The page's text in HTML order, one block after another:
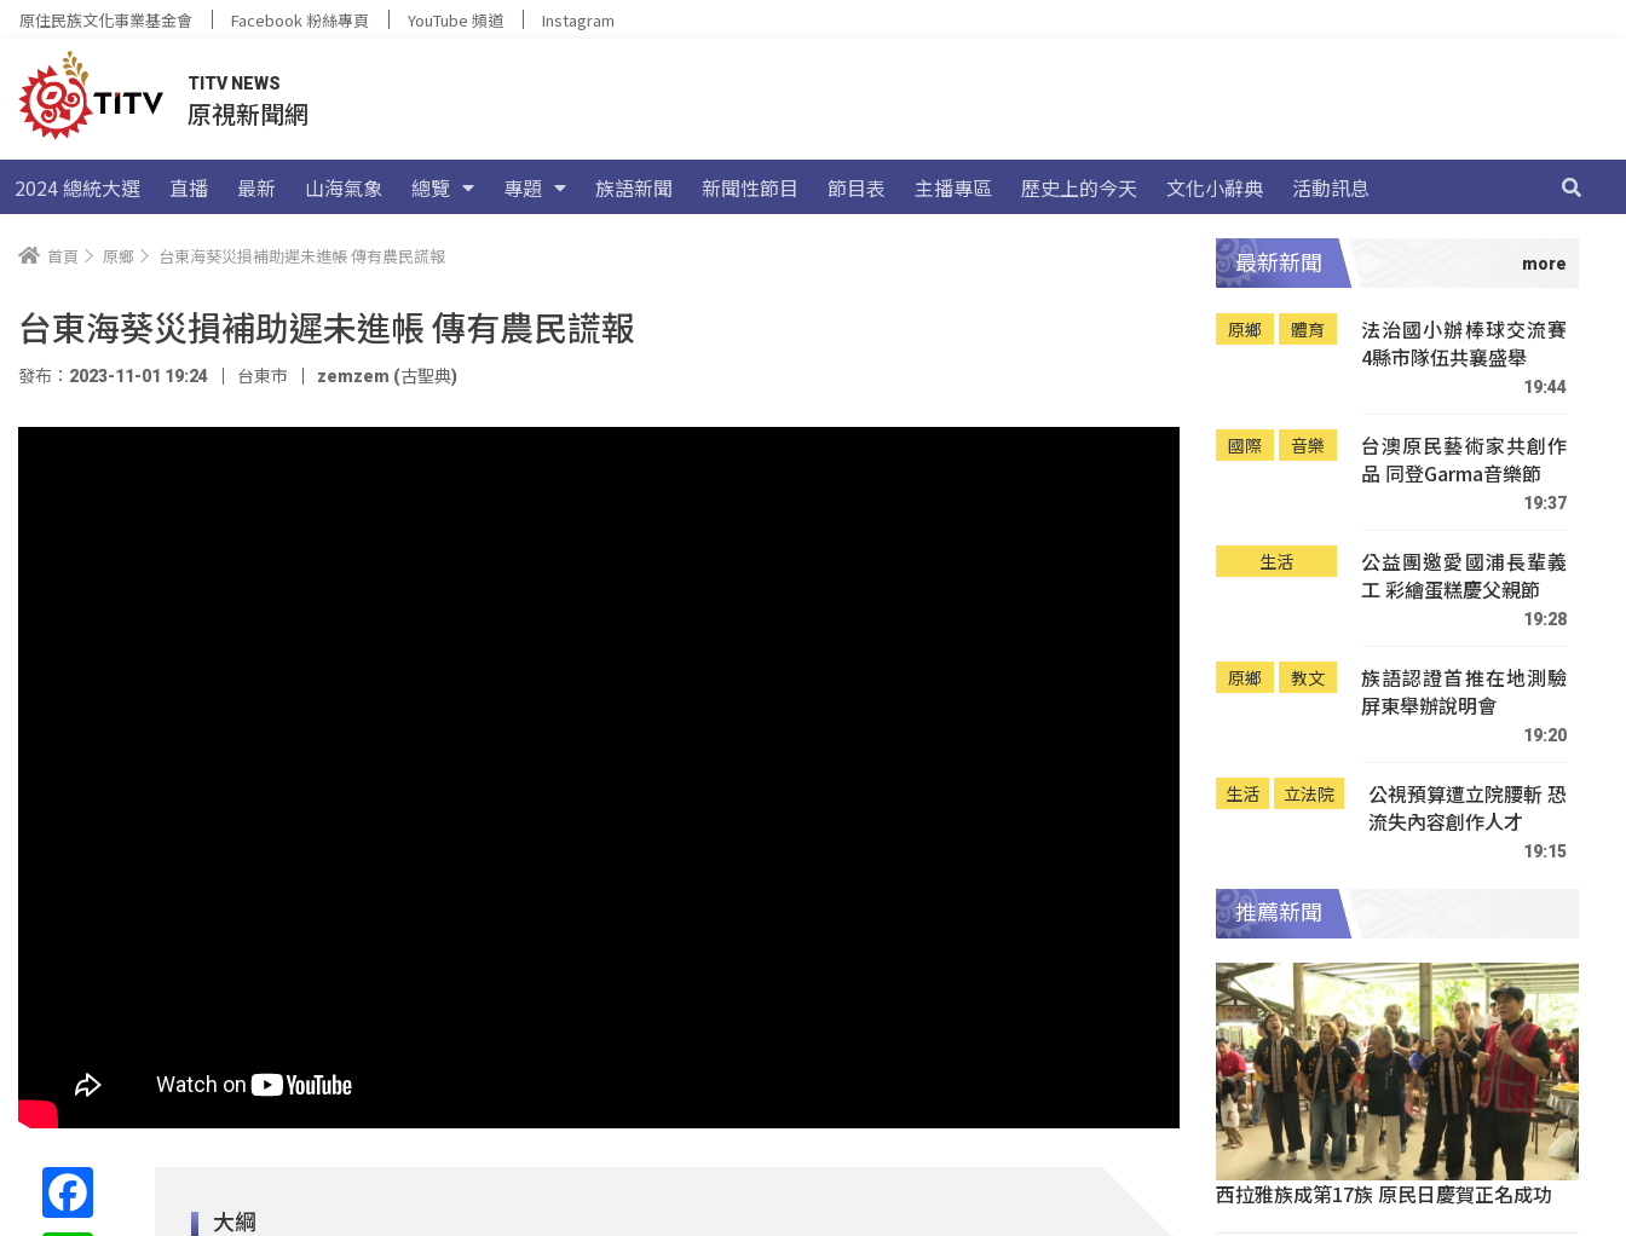
原住民族文化事業基金會 Facebook 粉絲專頁 YouTube 頻道 Instagram
TITV NEWS
原視新聞網
2024 總統大選 直播 最新 山海氣象 總覽 專題 族語新聞 新聞性節目 節目表 主播專區 歷史上的今天 文化小辭典 活動訊息
首頁 原鄉 台東海葵災損補助遲未進帳 傳有農民謊報
台東海葵災損補助遲未進帳 傳有農民謊報
發布：2023-11-01 19:24 台東市 zemzem (古聖典)
大綱
最新新聞
原鄉 體育
法治國小辦棒球交流賽
4縣市隊伍共襄盛舉
19:44
國際 音樂
台澳原民藝術家共創作
品 同登Garma音樂節
19:37
生活
公益團邀愛國浦長輩義
工 彩繪蛋糕慶父親節
19:28
原鄉 教文
族語認證首推在地測驗
屏東舉辦說明會
19:20
生活 立法院
公視預算遭立院腰斬 恐
流失內容創作人才
19:15
推薦新聞
西拉雅族成第17族 原民日慶賀正名成功